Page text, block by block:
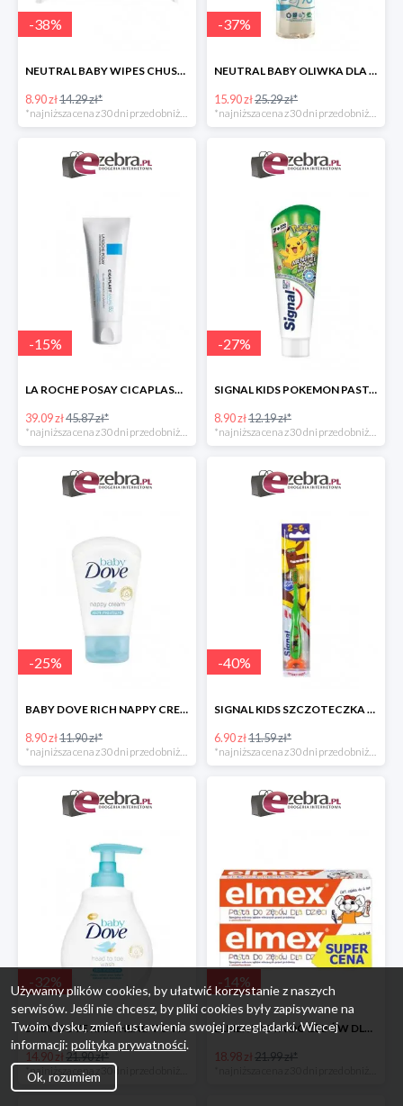
-38%
NEUTRAL BABY WIPES CHUSTECZKI NAWILŻANE DLA DZIECI
8.90 zł14.29 zł*
*najniższa cena z 30 dni przed obniżką
-37%
NEUTRAL BABY OLIWKA DLA DZIECI
15.90 zł25.29 zł*
*najniższa cena z 30 dni przed obniżką
-15%
LA ROCHE POSAY CICAPLAST BAUME B5 KOJĄCY BALSAM REGENERUJĄCY
39.09 zł45.87 zł*
*najniższa cena z 30 dni przed obniżką
-27%
SIGNAL KIDS POKEMON PASTA DO ZĘBÓW DLA DZIECI
8.90 zł12.19 zł*
*najniższa cena z 30 dni przed obniżką
-25%
BABY DOVE RICH NAPPY CREAM KREM PRZECIW ODPARZENIOM
8.90 zł11.90 zł*
-40%
SIGNAL KIDS SZCZOTECZKA DO ZĘBÓW DLA DZIECI
6.90 zł11.59 zł*
-32%
BABY DOVE RICH HEAD TO TOE WASH EMULSJA DO MYCIA CIAŁA I WŁOSÓW
14.90 zł21.90 zł*
-14%
ELMEX PASTA DO ZĘBÓW DLA DZIECI 2PAK
18.98 zł21.99 zł*
Używamy plików cookies, by ułatwić korzystanie z naszych
serwisów. Jeśli nie chcesz, by pliki cookies były zapisywane na
Twoim dysku, zmień ustawienia swojej przeglądarki. Więcej
informacji: polityka prywatności.
Ok, rozumiem